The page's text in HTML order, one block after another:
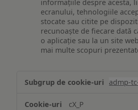
informațiile despre acesta,
ecranului, tehnologiile
stocate sau citite pe
recunoaște de fiecare dată
o aplicație sau la un site
mai multe scopuri
și/sau
admp-
cX_P